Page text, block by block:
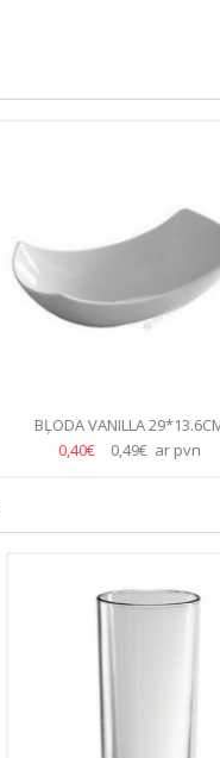
BĻODA VANILLA 29*13.6CM
0,40€
0,49€ ar pvn